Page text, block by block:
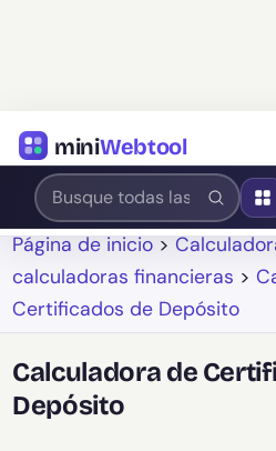
miniWebtool
Página de inicio >
calculadoras financieras >
Certificados de Depósito
Calculadora de
Depósito